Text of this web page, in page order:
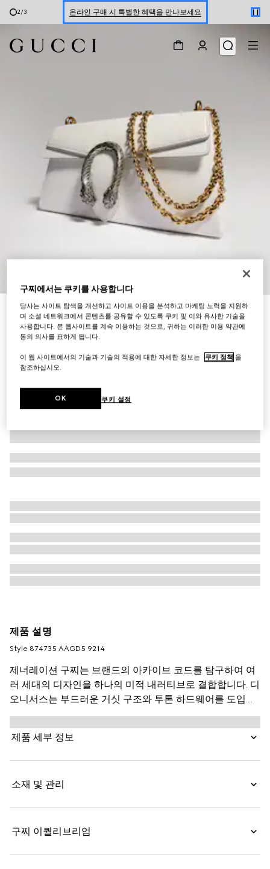
2/3 온라인 구매 시 특별한 혜택을 만나보세요
이니셜로 나만의 특별한 아이템 만들기
[디오니서스] 미디엄 숄더백
₩4,800,000
제품 설명
Style ‎874735 AAGD5 9214
제너레이션 구찌는 브랜드의 아카이브 코드를 탐구하여 여
러 세대의 디자인을 하나의 미적 내러티브로 결합합니다. 디
오니서스는 부드러운 거싯 구조와 투톤 하드웨어를 도입합
니다. 상징적인 타이거 헤드와 새로운 체인 스트랩의 메탈
피니싱은 각 스타일 변형을 보완하여 독특한 감성을 더합니
다.
제품 세부 정보
소재 및 관리
구찌 이퀄리브리엄
구찌에서는 쿠키를 사용합니다
당사는 사이트 탐색을 개선하고 사이트 이용을 분석하고 마케팅 노력을 지원하
며 소셜 네트워크에서 콘텐츠를 공유할 수 있도록 쿠키 및 이와 유사한 기술을
사용합니다. 본 웹사이트를 계속 이용하는 것으로, 귀하는 이러한 이용 약관에
동의 의사를 표하게 됩니다.
이 웹 사이트에서의 기술과 기술의 적용에 대한 자세한 정보는 쿠키 정책 을
참조하십시오.
쿠키 설정
OK